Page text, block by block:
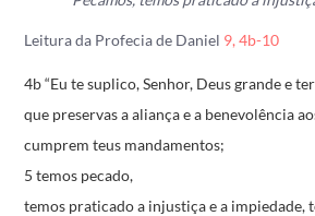
Leitura da Profecia de Daniel 9, 4b-10
4b “Eu te suplico, Senhor, Deus grande e
que preservas a aliança e a benevolência
cumprem teus mandamentos;
5 temos pecado,
temos praticado a injustiça e a impiedade,